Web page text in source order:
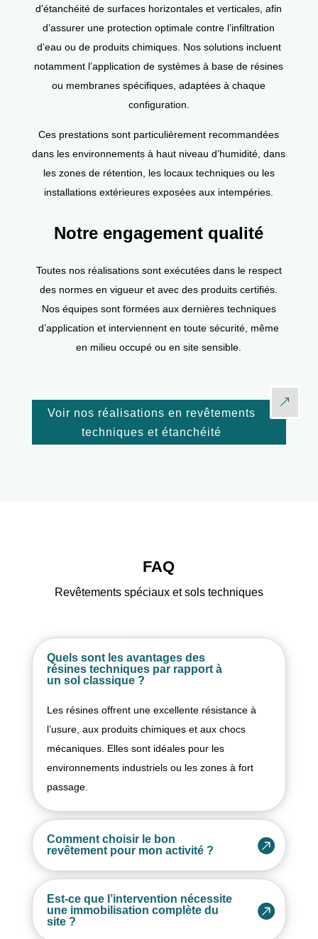
d’étanchéité de surfaces horizontales et verticales, afin
d’assurer une protection optimale contre l’infiltration
d’eau ou de produits chimiques. Nos solutions incluent
notamment l’application de systèmes à base de résines
ou membranes spécifiques, adaptées à chaque
configuration.
Ces prestations sont particulièrement recommandées
dans les environnements à haut niveau d’humidité, dans
les zones de rétention, les locaux techniques ou les
installations extérieures exposées aux intempéries.
Notre engagement qualité
Toutes nos réalisations sont exécutées dans le respect
des normes en vigueur et avec des produits certifiés.
Nos équipes sont formées aux dernières techniques
d’application et interviennent en toute sécurité, même
en milieu occupé ou en site sensible.
Voir nos réalisations en revêtements
techniques et étanchéité
FAQ
Revêtements spéciaux et sols techniques
Quels sont les avantages des
résines techniques par rapport à
un sol classique ?
Les résines offrent une excellente résistance à
l’usure, aux produits chimiques et aux chocs
mécaniques. Elles sont idéales pour les
environnements industriels ou les zones à fort
passage.
Comment choisir le bon
revêtement pour mon activité ?
Est-ce que l’intervention nécessite
une immobilisation complète du
site ?